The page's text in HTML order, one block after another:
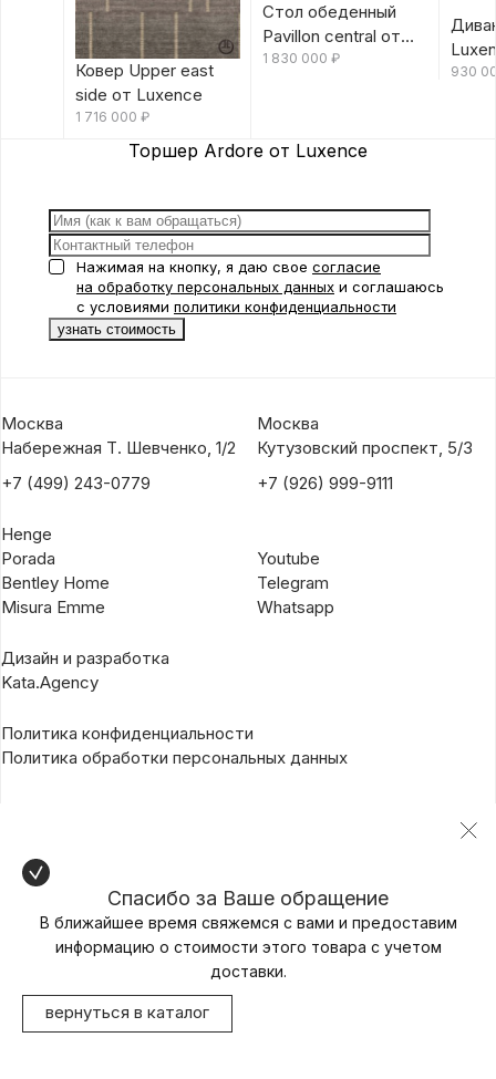
Ковер Upper east
side от Luxence
1 716 000 ₽
Стол обеденный
Pavillon central от
Luxence
1 830 000 ₽
930
Торшер Ardore от Luxence
Нажимая на кнопку, я даю свое согласие
на обработку персональных данных и соглашаюсь
с условиями политики конфиденциальности
Москва
Набережная Т. Шевченко, 1/2
+7 (499) 243-0779
Москва
Кутузовский проспект, 5/3
+7 (926) 999-9111
Henge
Porada
Bentley Home
Misura Emme
Youtube
Telegram
Whatsapp
Дизайн и разработка
Kata.Agency
Политика конфиденциальности
Политика обработки персональных данных
Спасибо за Ваше обращение
В ближайшее время свяжемся с вами и предоставим
информацию о стоимости этого товара с учетом
доставки.
вернуться в каталог